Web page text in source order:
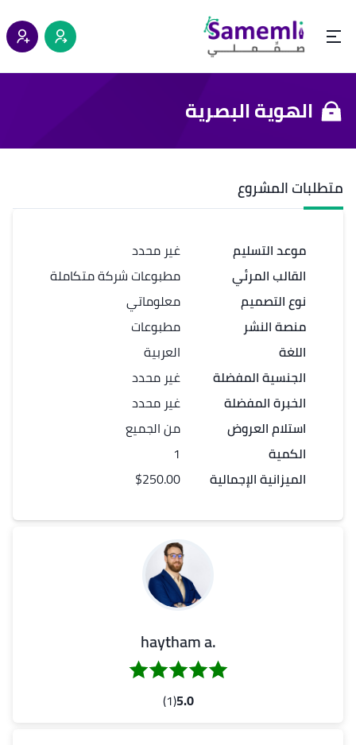
الهوية البصرية
متطلبات المشروع
موعد التسليم
القالب المرئي
نوع التصميم
منصة النشر
اللغة
الجنسية المفضلة
الخبرة المفضلة
استلام العروض
الكمية
الميزانية الإجمالية
غير محدد
مطبوعات شركة متكاملة
معلوماتي
مطبوعات
العربية
غير محدد
غير محدد
من الجميع
1
$250.00
.haytham a
5.0
(1)